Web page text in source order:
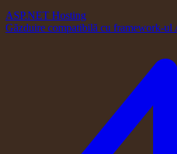
ASP.NET Hosting
Găzduire compatibilă cu framework-ul